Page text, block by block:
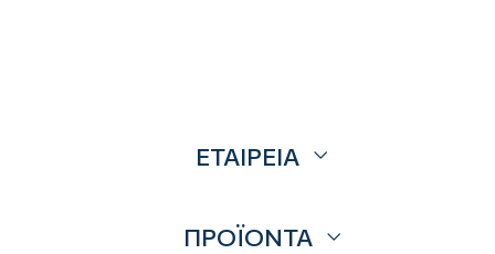
ΕΤΑΙΡΕΙΑ
Επικοινωνία
ΠΡΟΪΟΝΤΑ